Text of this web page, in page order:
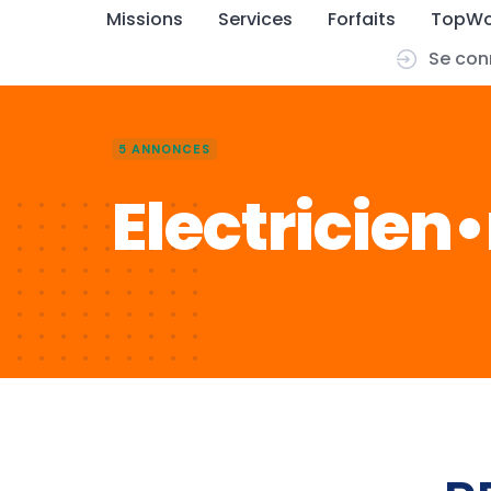
Missions Services Forfaits
Se
5 ANNONCES